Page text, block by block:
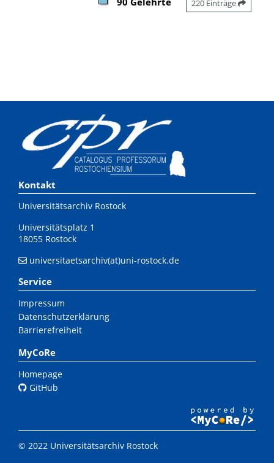
220 Einträge
Kontakt
Universitätsarchiv Rostock
Universitätsplatz 1
18055 Rostock
universitaetsarchiv(at)uni-rostock.de
Service
Impressum
Datenschutzerklärung
Barrierefreiheit
MyCoRe
Homepage
GitHub
© 2022 Universitätsarchiv Rostock